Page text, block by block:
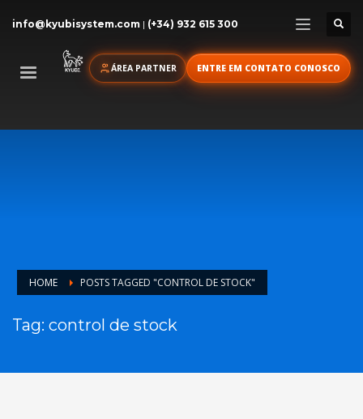
info@kyubisystem.com | (+34) 932 615 300
ÁREA PARTNER ENTRE EM CONTATO CONOSCO
HOME POSTS TAGGED "CONTROL DE STOCK"
Tag: control de stock